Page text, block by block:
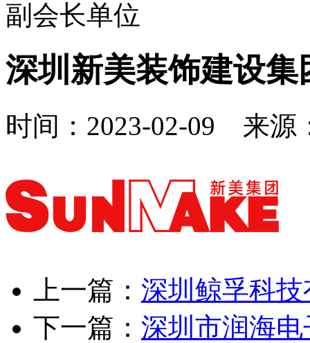
副会长单位
深圳新美装饰建设集
时间：2023-02-09 来
上一篇： 深圳鲸孚科
下一篇： 深圳市润海